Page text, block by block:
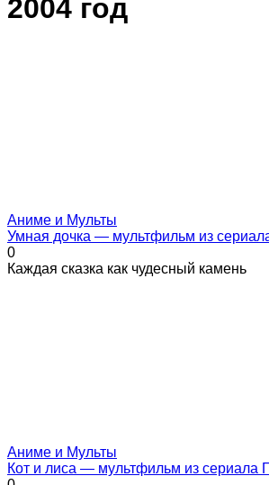
2004 год
Аниме и Мульты
Умная дочка — мультфильм из
0
Каждая сказка как чудесный камень
Аниме и Мульты
Кот и лиса — мультфильм из сериала